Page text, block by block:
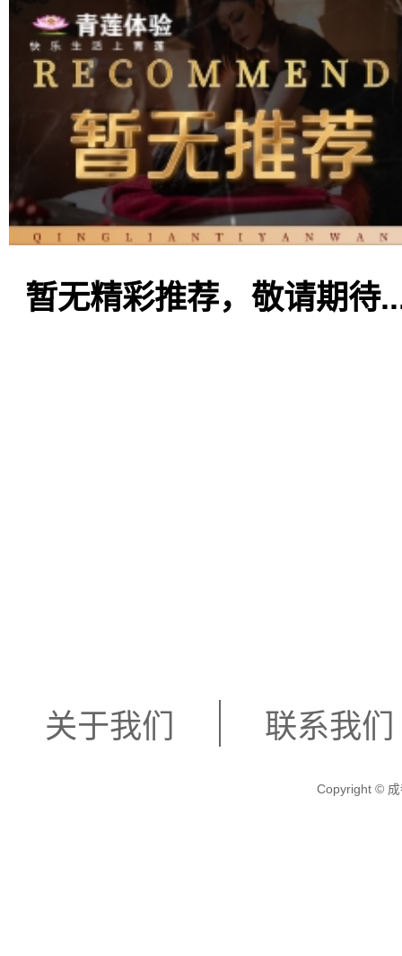
暂无精彩推荐，敬请期待
关于我们 联系我们
Copyright © 成